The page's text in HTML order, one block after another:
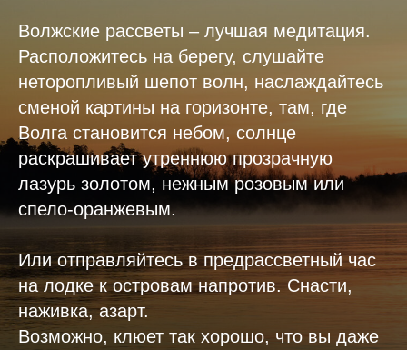
Волжские рассветы – лучшая медитация.
Расположитесь на берегу, слушайте
неторопливый шепот волн, наслаждайтесь
сменой картины на горизонте, там, где
Волга становится небом, солнце
раскрашивает утреннюю прозрачную
лазурь золотом, нежным розовым или
спело-оранжевым.
Или отправляйтесь в предрассветный час
на лодке к островам напротив. Снасти,
наживка, азарт.
Возможно, клюет так хорошо, что вы даже